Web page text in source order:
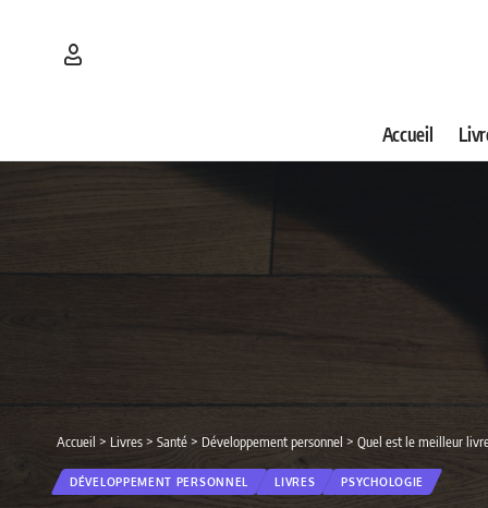
Accueil
Accueil > Livres> Santé > Développement personnel > Quel est le meilleur
DÉVELOPPEMENT PERSONNEL LIVRES PSYCHOLOGIE